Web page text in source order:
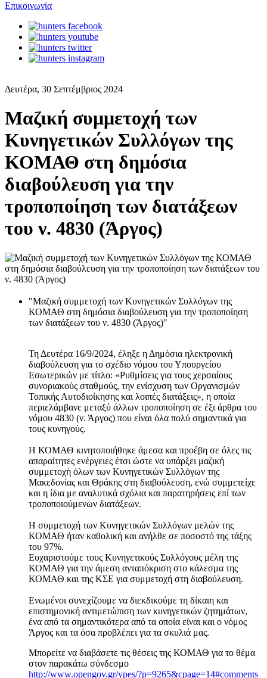
Επικοινωνία
Δευτέρα, 30 Σεπτέμβριος 2024
Μαζική συμμετοχή των
Κυνηγετικών Συλλόγων της
ΚΟΜΑΘ στη δημόσια
διαβούλευση για την
τροποποίηση των διατάξεων
του ν. 4830 (Άργος)
"Μαζική συμμετοχή των Κυνηγετικών Συλλόγων της
ΚΟΜΑΘ στη δημόσια διαβούλευση για την τροποποίηση
των διατάξεων του ν. 4830 (Άργος)"
Τη Δευτέρα 16/9/2024, έληξε η Δημόσια ηλεκτρονική
διαβούλευση για το σχέδιο νόμου του Υπουργείου
Εσωτερικών με τίτλο: «Ρυθμίσεις για τους χερσαίους
συνοριακούς σταθμούς, την ενίσχυση των Οργανισμών
Τοπικής Αυτοδιοίκησης και λοιπές διατάξεις», η οποία
περιελάμβανε μεταξύ άλλων τροποποίηση σε έξι άρθρα του
νόμου 4830 (ν. Άργος) που είναι όλα πολύ σημαντικά για
τους κυνηγούς.
Η ΚΟΜΑΘ κινητοποιήθηκε άμεσα και προέβη σε όλες τις
απαραίτητες ενέργειες έτσι ώστε να υπάρξει μαζική
συμμετοχή όλων των Κυνηγετικών Συλλόγων της
Μακεδονίας και Θράκης στη διαβούλευση, ενώ συμμετείχε
και η ίδια με αναλυτικά σχόλια και παρατηρήσεις επί των
τροποποιούμενων διατάξεων.
Η συμμετοχή των Κυνηγετικών Συλλόγων μελών της
ΚΟΜΑΘ ήταν καθολική και ανήλθε σε ποσοστό της τάξης
του 97%.
Ευχαριστούμε τους Κυνηγετικούς Συλλόγους μέλη της
ΚΟΜΑΘ για την άμεση ανταπόκριση στο κάλεσμα της
ΚΟΜΑΘ και της ΚΣΕ για συμμετοχή στη διαβούλευση.
Ενωμένοι συνεχίζουμε να διεκδικούμε τη δίκαιη και
επιστημονική αντιμετώπιση των κυνηγετικών ζητημάτων,
ένα από τα σημαντικότερα από τα οποία είναι και ο νόμος
Άργος και τα όσα προβλέπει για τα σκυλιά μας.
Μπορείτε να διαβάσετε τις θέσεις της ΚΟΜΑΘ για το θέμα
στον παρακάτω σύνδεσμο
http://www.opengov.gr/ypes/?p=9265&cpage=14#comments